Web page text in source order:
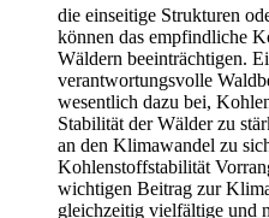
die einseitige Strukturen
können das empfindliche
Wäldern beeinträchtigen.
verantwortungsvolle
wesentlich dazu bei,
Stabilität der Wälder zu
an den Klimawandel zu
Kohlenstoffstabilität
wichtigen Beitrag zur
gleichzeitig vielfältige und